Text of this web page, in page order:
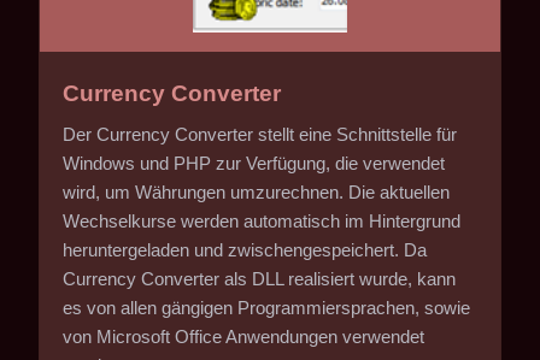
Currency Converter
Der Currency Converter stellt eine Schnittstelle für
Windows und PHP zur Verfügung, die verwendet
wird, um Währungen umzurechnen. Die aktuellen
Wechselkurse werden automatisch im Hintergrund
heruntergeladen und zwischengespeichert. Da
Currency Converter als DLL realisiert wurde, kann
es von allen gängigen Programmiersprachen, sowie
von Microsoft Office Anwendungen verwendet